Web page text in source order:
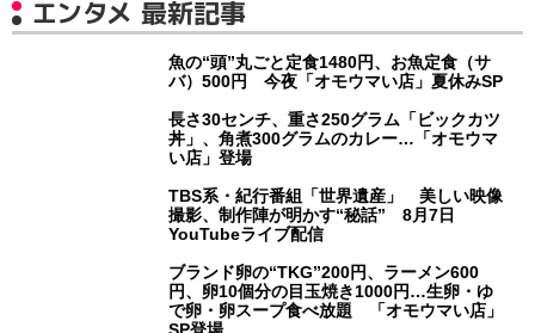
エンタメ 最新記事
魚の“頭”丸ごと定食1480円、お魚定食（サ
バ）500円 今夜「オモウマい店」夏休みSP
長さ30センチ、重さ250グラム「ビックカツ
丼」、角煮300グラムのカレー…「オモウマ
い店」登場
TBS系・紀行番組「世界遺産」 美しい映像
撮影、制作陣が明かす“秘話” 8月7日
YouTubeライブ配信
ブランド卵の“TKG”200円、ラーメン600
円、卵10個分の目玉焼き1000円…生卵・ゆ
で卵・卵スープ食べ放題 「オモウマい店」
SP登場